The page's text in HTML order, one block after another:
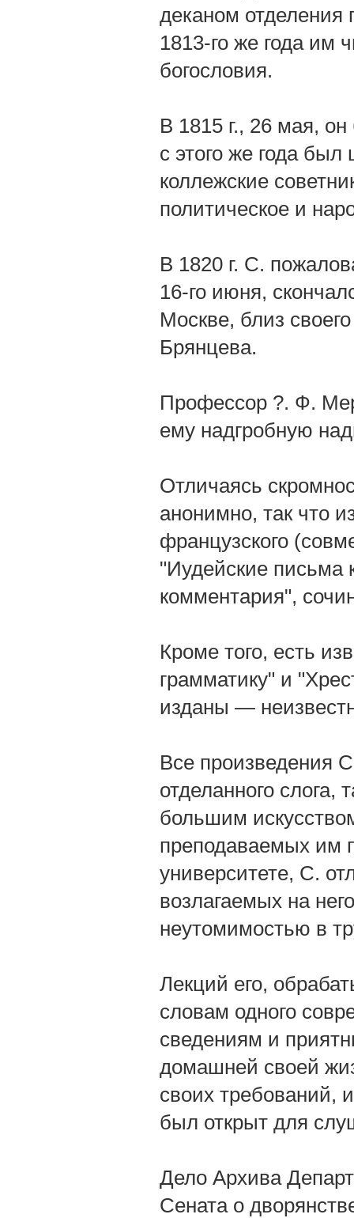
деканом отделения
1813-го же года им
богословия.
В 1815 г., 26 мая,
с этого же года
коллежские
политическое и
В 1820 г. С.
16-го июня,
Москве, близ
Брянцева.
Профессор ?. Ф.
ему надгробную
Отличаясь
анонимно, так что
французского
"Иудейские письма
комментария",
Кроме того, есть
грамматику" и
изданы —
Все произведения
отделанного слога,
большим
преподаваемых им
университете, С.
возлагаемых на
неутомимостью в
Лекций его,
словам одного
сведениям и
домашней своей
своих требований,
был открыт для
Дело Архива
Сената о